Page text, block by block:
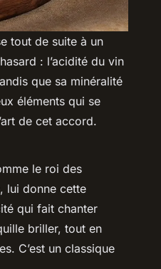
tout de suite à un
: l’acidité du vin
que sa minéralité
éléments qui se
de cet accord.
le roi des
lui donne cette
qui fait chanter
briller, tout en
C’est un classique